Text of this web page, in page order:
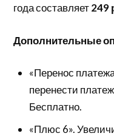
года составляет249
Дополнительные
«Перенос
перенести
Бесплатно.
«Плюс 6».